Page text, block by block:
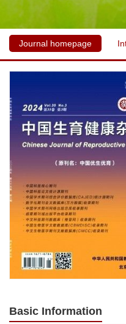
Journal homepage
Basic Information